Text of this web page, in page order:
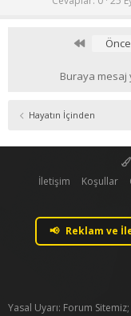
First
Buraya mesaj
Hayatın İçinden
İletişim
Koşullar
📢 Reklam ve
Yasal Uyarı: Forum